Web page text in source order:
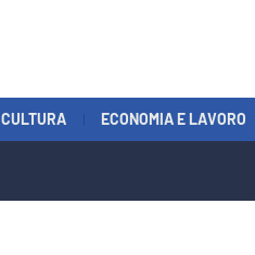
CULTURA ECONOMIA E LAVORO